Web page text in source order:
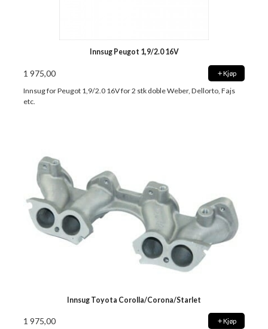
Innsug Peugot 1,9/2.0 16V
1 975,00 Kjøp
Innsug for Peugot 1,9/2.0 16V for 2 stk doble Weber, Dellorto, Fajs
etc.
Innsug Toyota Corolla/Corona/Starlet
1 975,00 Kjøp